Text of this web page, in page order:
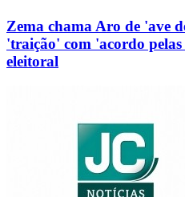
Zema chama Aro de 'ave
'traição' com 'acordo
eleitoral